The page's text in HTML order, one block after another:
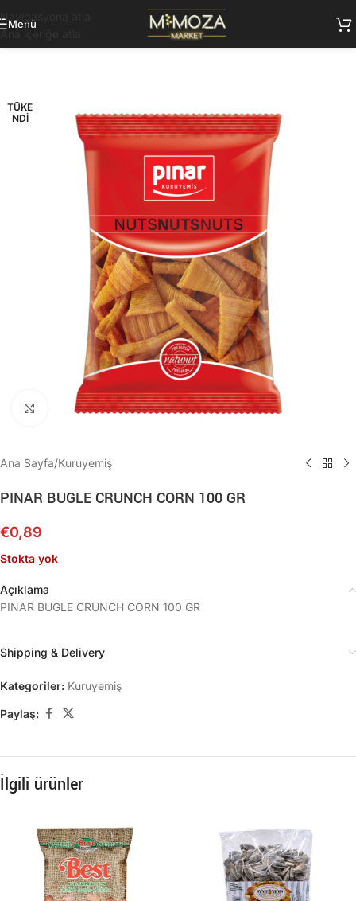
Navigasyona atla
Ana içeriğe atla
Menü
TÜKE
NDI
Büyütmek için tıklayın
Ana Sayfa/Kuruyemiş
PINAR BUGLE CRUNCH CORN 100 GR
€0,89
Stokta yok
Açıklama
PINAR BUGLE CRUNCH CORN 100 GR
Shipping & Delivery
Kategoriler: Kuruyemiş
Paylaş:
İlgili ürünler